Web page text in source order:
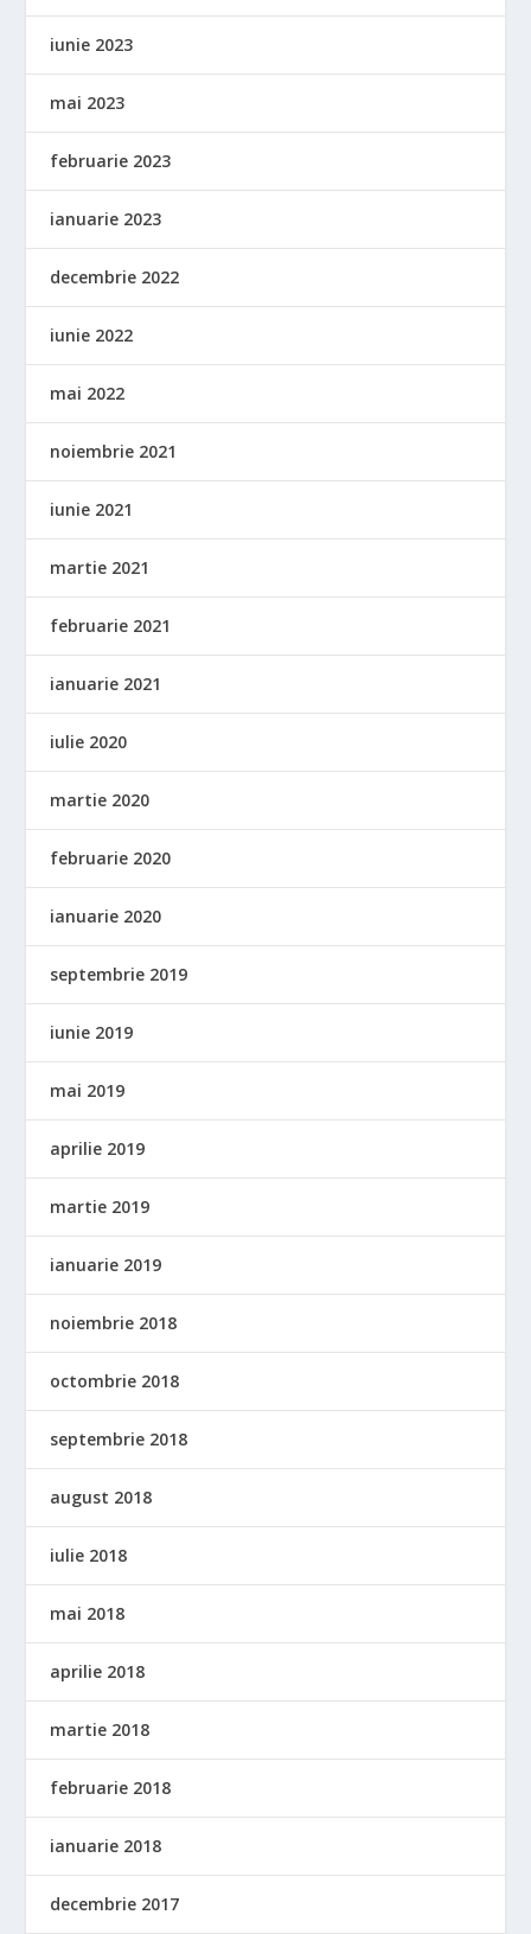
iunie 2023
mai 2023
februarie 2023
ianuarie 2023
decembrie 2022
iunie 2022
mai 2022
noiembrie 2021
iunie 2021
martie 2021
februarie 2021
ianuarie 2021
iulie 2020
martie 2020
februarie 2020
ianuarie 2020
septembrie 2019
iunie 2019
mai 2019
aprilie 2019
martie 2019
ianuarie 2019
noiembrie 2018
octombrie 2018
septembrie 2018
august 2018
iulie 2018
mai 2018
aprilie 2018
martie 2018
februarie 2018
ianuarie 2018
decembrie 2017